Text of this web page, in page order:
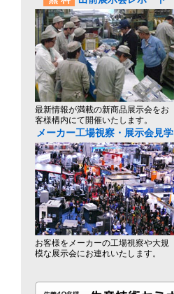
最新情報が満載の新商品展示会をお
客様構内にて開催いたします。
メーカー工場視察・展示会見学
お客様をメーカーの工場視察や大規
模な展示会にお連れいたします。